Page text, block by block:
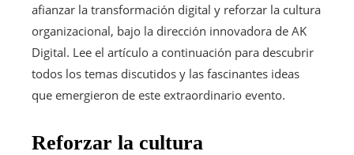
afianzar la transformación digital y reforzar la cultura
organizacional, bajo la dirección innovadora de AK
Digital. Lee el artículo a continuación para descubrir
todos los temas discutidos y las fascinantes ideas
que emergieron de este extraordinario evento.
Reforzar la cultura